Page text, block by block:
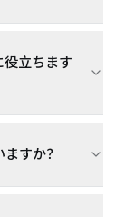
立ちます
すか？